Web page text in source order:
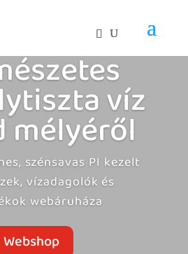
víz
mélyéről
szénsavas PI kezelt
vízadagolók és
webáruháza
Webshop